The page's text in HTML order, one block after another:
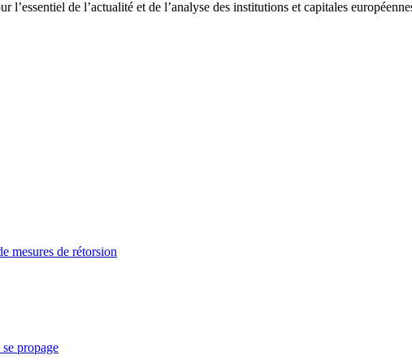
l’essentiel de l’actualité et de l’analyse des institutions et capitales
mesures de rétorsion
propage